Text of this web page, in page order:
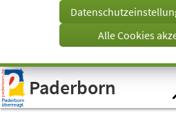
Visuelle
Assistenzsoftware
öffnen.
Tab)
Alle Cookies
Paderborn